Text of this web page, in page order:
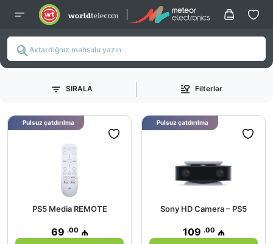
SIRALA Filterlər
PS5 Media REMOTE
69 .00 ₼
Pulsuz çatdırılma
Sony HD Camera – PS5
109 .00 ₼
Pulsuz çatdırılma